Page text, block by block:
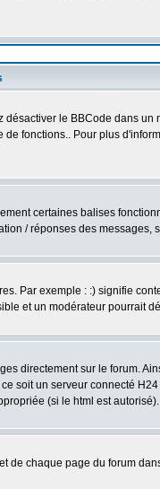
le BBCode dans
fonctions.. Pour plus
certaines balises
/ réponses des messages,
Par exemple : :) signifie
et un modérateur pourrait
directement sur le forum.
soit un serveur connecté
(si le html est autorisé).
chaque page du forum